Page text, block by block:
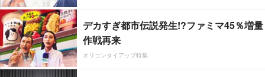
デカすぎ都市伝説発生!?ファミマ45％増量
作戦再来
オリコンタイアップ特集